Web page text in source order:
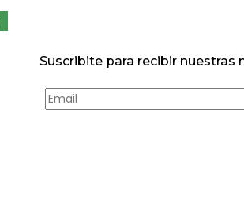
Suscribite para recibir nuestras